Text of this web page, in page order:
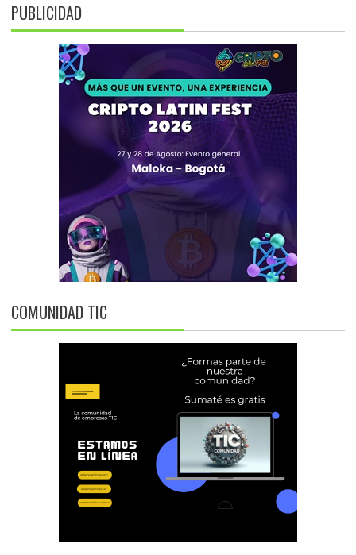
PUBLICIDAD
COMUNIDAD TIC